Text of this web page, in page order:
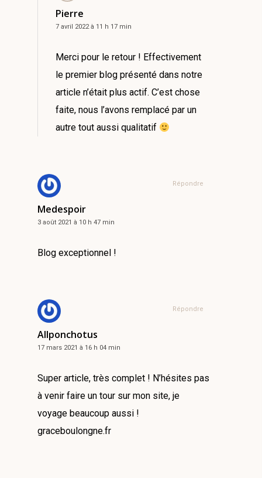
Pierre
7 avril 2022 à 11 h 17 min
Merci pour le retour ! Effectivement
le premier blog présenté dans notre
article n’était plus actif. C’est chose
faite, nous l’avons remplacé par un
autre tout aussi qualitatif
Medespoir
3 août 2021 à 10 h 47 min
Blog exceptionnel !
Répondre
Allponchotus
17 mars 2021 à 16 h 04 min
Super article, très complet ! N’hésites pas
à venir faire un tour sur mon site, je
voyage beaucoup aussi !
graceboulongne.fr
Répondre